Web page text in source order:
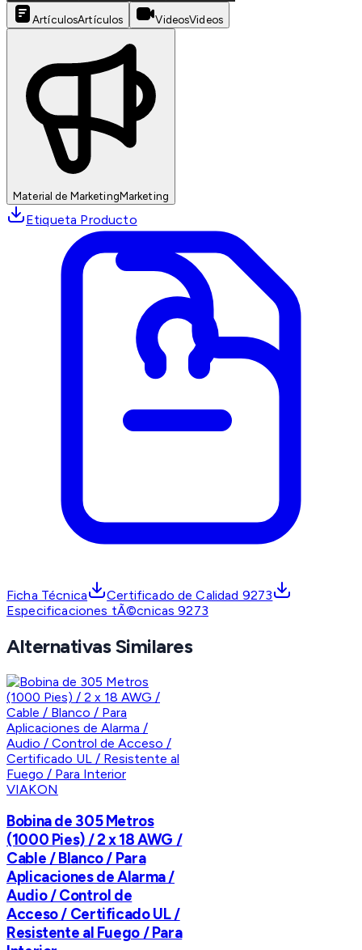
ArtículosArtículos VideosVideos
Material de MarketingMarketing
Etiqueta Producto
Ficha Técnica
Certificado de Calidad 9273
Especificaciones tÃ©cnicas 9273
Alternativas Similares
VIAKON
Bobina de 305 Metros
(1000 Pies) / 2 x 18 AWG /
Cable / Blanco / Para
Aplicaciones de Alarma /
Audio / Control de
Acceso / Certificado UL /
Resistente al Fuego / Para